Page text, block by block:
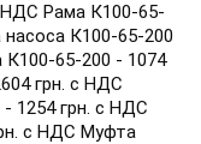
НДС Рама К100-65-
К100-65-200
65-200 - 1074
грн. с НДС
1254 грн. с НДС
с НДС Муфта